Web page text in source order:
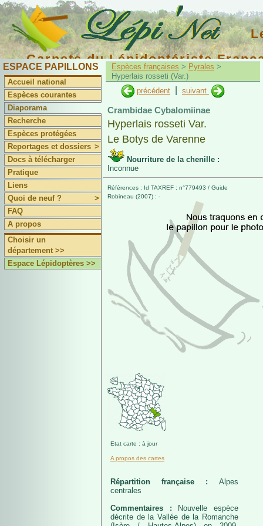
Carnets du Lépidoptériste
ESPACE PAPILLONS
Accueil national
Espèces courantes
Diaporama
Recherche
Espèces protégées
Reportages et dossiers >
Docs à télécharger
Pratique
Liens
Quoi de neuf ?
>
FAQ
A propos
Choisir un
département >>
Espace Lépidoptères >>
Espèces françaises > Pyrales >
Hyperlais rosseti (Var.)
précédent
suivant
Crambidae Cybalomiinae
Hyperlais rosseti Var.
Le Botys de Varenne
Nourriture de la chenille :
Inconnue
Références : Id TAXREF : n°779493 / Guide
Robineau (2007) : -
Etat carte : à jour
A propos des cartes
Répartition française : Alpes
centrales
Commentaires :
Nouvelle espèce
décrite de la Vallée de la Romanche